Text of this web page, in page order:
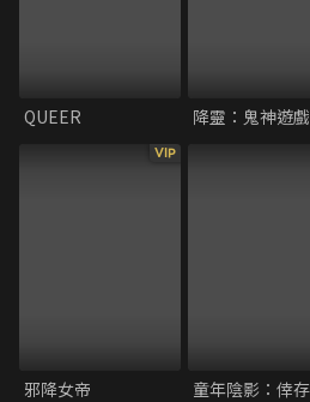
QUEER 降靈：鬼神遊戲
VIP
邪降女帝